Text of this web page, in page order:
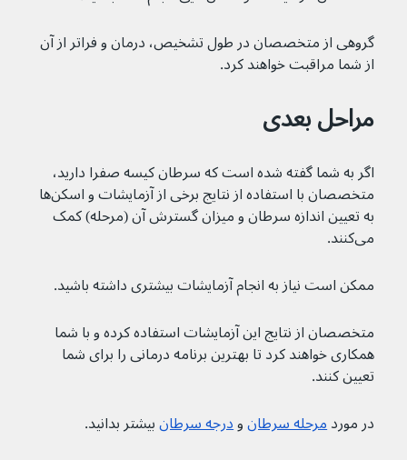
گروهی از متخصصان در طول تشخیص، درمان و فراتر از آن
از شما مراقبت خواهند کرد.
مراحل بعدی
اگر به شما گفته شده است که سرطان کیسه صفرا دارید،
متخصصان با استفاده از نتایج برخی از آزمایشات و اسکن‌ها
به تعیین اندازه سرطان و میزان گسترش آن (مرحله) کمک
می‌کنند.
ممکن است نیاز به انجام آزمایشات بیشتری داشته باشید.
متخصصان از نتایج این آزمایشات استفاده کرده و با شما
همکاری خواهند کرد تا بهترین برنامه درمانی را برای شما
تعیین کنند.
در مورد مرحله سرطان و درجه سرطان بیشتر بدانید.